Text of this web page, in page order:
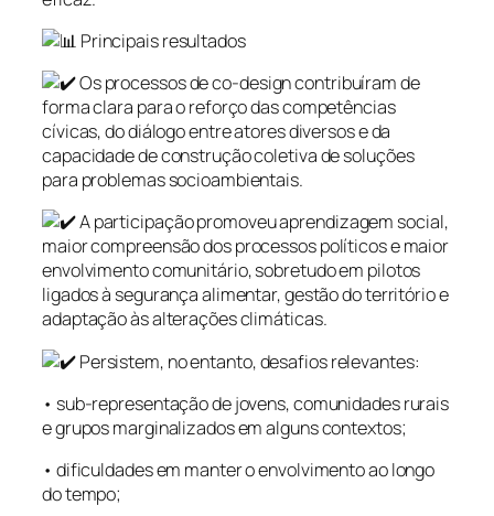
Principais resultados
Os processos de co-design contribuíram de
forma clara para o reforço das competências
cívicas, do diálogo entre atores diversos e da
capacidade de construção coletiva de soluções
para problemas socioambientais.
A participação promoveu aprendizagem social,
maior compreensão dos processos políticos e maior
envolvimento comunitário, sobretudo em pilotos
ligados à segurança alimentar, gestão do território e
adaptação às alterações climáticas.
Persistem, no entanto, desafios relevantes:
• sub-representação de jovens, comunidades rurais
e grupos marginalizados em alguns contextos;
• dificuldades em manter o envolvimento ao longo
do tempo;